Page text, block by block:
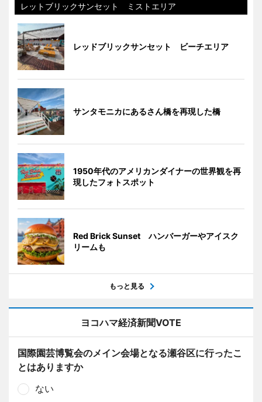
レットブリックサンセット ミストエリア
レッドブリックサンセット ビーチエリア
サンタモニカにあるさん橋を再現した橋
1950年代のアメリカンダイナーの世界観を再
現したフォトスポット
Red Brick Sunset ハンバーガーやアイスク
リームも
もっと見る
ヨコハマ経済新聞VOTE
国際園芸博覧会のメイン会場となる瀬谷区に行ったこ
とはありますか
ない